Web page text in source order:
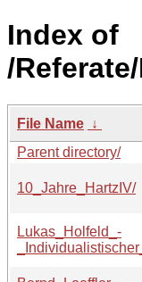
Index of
/
File Name ↓
Parent directory/
10_Jahre_HartzIV/
Lukas_Holfeld_-